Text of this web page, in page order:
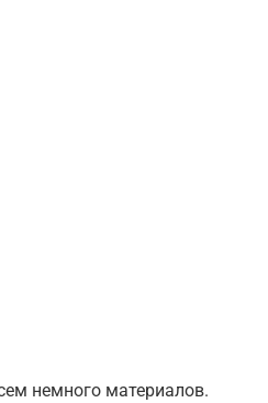
немного материалов.